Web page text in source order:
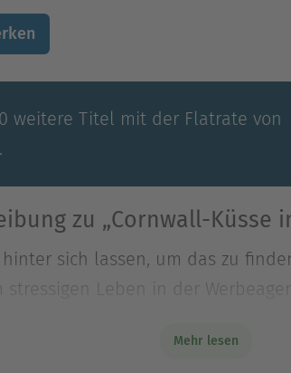
weitere Titel mit der Flatrate von
zu „Cornwall-Küsse
sich lassen, um das zu
stressigen Leben in der
stressigen Leben in derMehr lesen